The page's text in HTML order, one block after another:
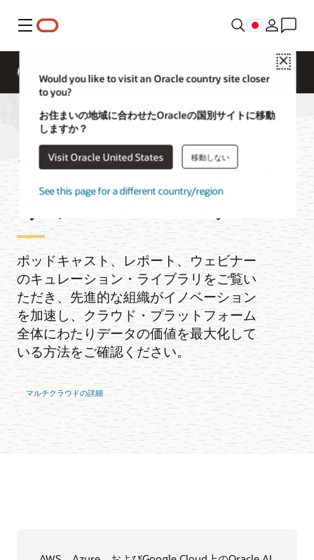
メニュー
Close
Would you like to visit an Oracle country site closer
to you?
お住まいの地域に合わせたOracleの国別サイトに移動
しますか？
Visit Oracle United States 移動しない
See this page for a different country/region
概要
マルチクラウドの
リソース・ハブ
ポッドキャスト、レポート、ウェビナー
のキュレーション・ライブラリをご覧い
ただき、先進的な組織がイノベーション
を加速し、クラウド・プラットフォーム
全体にわたりデータの価値を最大化して
いる方法をご確認ください。
マルチクラウドの詳細